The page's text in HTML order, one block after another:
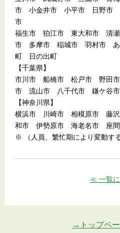
市 小金井市 小平市 日野市
市
福生市 狛江市 東大和市 清
市 多摩市 稲城市 羽村市 あ
町 日の出町
【千葉県】
市川市 船橋市 松戸市 野田
市 流山市 八千代市 鎌ケ谷
【神奈川県】
横浜市 川崎市 相模原市 藤
和市 伊勢原市 海老名市 座
※ （人員、繁忙期により変動す
≪ 一覧
→トップペ